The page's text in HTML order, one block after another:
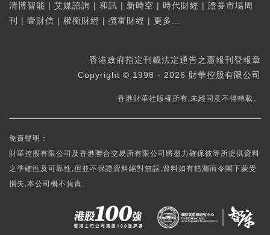
清博智能 | 艾媒諮詢 | 和訊 | 新時空 | 時代財經 | 證券市場周
刊
| 壹財信 | 權衡財經 | 攬富財經 | 更多...
香港政府指定刊載法定通告之憲報刊登報章
Copyright © 1998 - 2026 財華控股有限公司
香港財華社版權所有,未經同意不得轉載。
免責聲明：
財華控股有限公司及香港聯合交易所有限公司將盡力確保彼等所提供資料
之準確性及可靠性,但並不保證資料絕對無誤,資料如有錯漏而令閣下蒙受
損失,本公司概不負責。